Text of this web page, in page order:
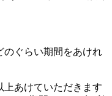
のぐらい期間をあけれ
上あけていただきます